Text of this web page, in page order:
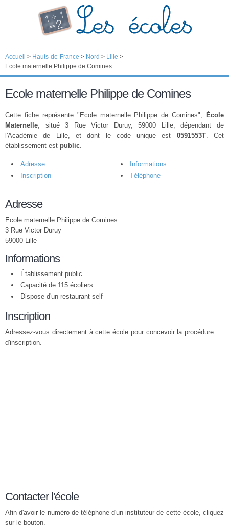
Accueil > Hauts-de-France > Nord > Lille >
Ecole maternelle Philippe de Comines
Ecole maternelle Philippe de Comines
Cette fiche représente "Ecole maternelle Philippe de Comines",
École
Maternelle, situé 3 Rue Victor Duruy, 59000 Lille, dépendant de
l'Académie de Lille, et dont le code unique est 0591553T. Cet
établissement est public.
Adresse
Informations
Inscription
Téléphone
Adresse
Ecole maternelle Philippe de Comines
3 Rue Victor Duruy
59000 Lille
Informations
Établissement public
Capacité de 115 écoliers
Dispose d'un restaurant self
Inscription
Adressez-vous directement à cette école pour concevoir la procédure
d'inscription.
Contacter l'école
Afin d'avoir le numéro de téléphone d'un instituteur de cette école, cliquez
sur le bouton.